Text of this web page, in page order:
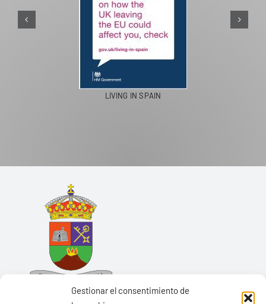
Gestionar el consentimiento de
LIVING IN SPAIN